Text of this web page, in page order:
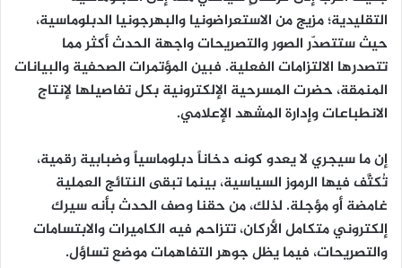
التقليدية؛ مزيج من الاستعراضونياوالبهرجونيا الدبلوماسية،
حيث ستتصدّر الصور والتصريحات واجهة الحدث أكثر مما
تتصدرها الالتزامات الفعلية. فبين المؤتمرات الصحفية والبيانات
المنمقة، حضرتالمسرحية الإلكترونيةبكل تفاصيلها لإنتاج
الانطباعات وإدارة المشهد الإعلامي.
إن ما سيجري لا يعدو كونه دخاناً دبلوماسياً وضبابية رقمية،
تُكثَّف فيها الرموز السياسية، بينما تبقى النتائج العملية
غامضة أو مؤجلة. لذلك، من حقنا وصف الحدث بأنهسيرك
إلكتروني متكامل الأركان، تتزاحم فيه الكاميرات والابتسامات
والتصريحات، فيما يظل جوهر التفاهمات موضع تساؤل.